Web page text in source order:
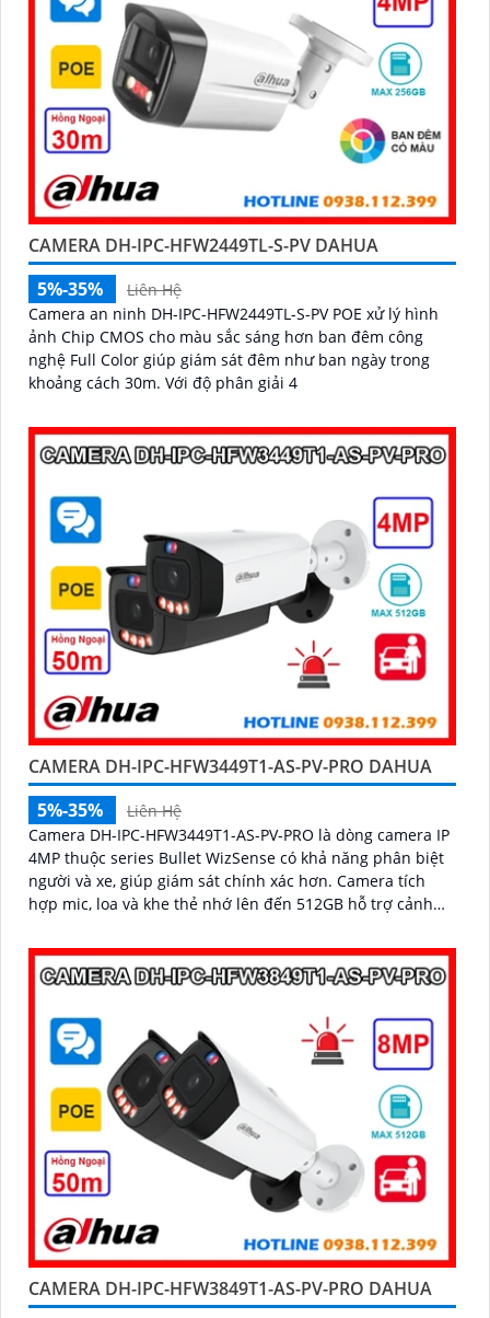
CAMERA DH-IPC-HFW2449TL-S-PV DAHUA
5%-35%
Liên Hệ
Camera an ninh DH-IPC-HFW2449TL-S-PV POE xử lý hình
ảnh Chip CMOS cho màu sắc sáng hơn ban đêm công
nghệ Full Color giúp giám sát đêm như ban ngày trong
khoảng cách 30m. Với độ phân giải 4
CAMERA DH-IPC-HFW3449T1-AS-PV-PRO DAHUA
5%-35%
Liên Hệ
Camera DH-IPC-HFW3449T1-AS-PV-PRO là dòng camera IP
4MP thuộc series Bullet WizSense có khả năng phân biệt
người và xe, giúp giám sát chính xác hơn. Camera tích
hợp mic, loa và khe thẻ nhớ lên đến 512GB hỗ trợ cảnh
CAMERA DH-IPC-HFW3849T1-AS-PV-PRO DAHUA